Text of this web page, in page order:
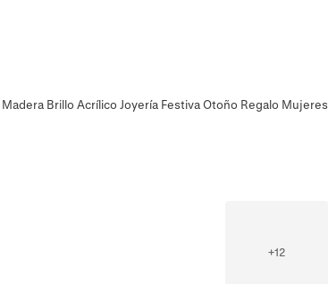
Brillo Acrílico Joyería Festiva Otoño Regalo Mujeres
+12